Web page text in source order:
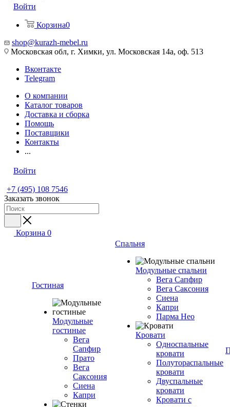
Войти
Корзина0
shop@kurazh-mebel.ru
Московская обл, г. Химки, ул. Московская 14а, оф. 513
Вконтакте
Telegram
О компании
Каталог товаров
Доставка и сборка
Помощь
Поставщики
Контакты
...
Войти
+7 (495) 108 7546
Заказать звонок
Корзина 0
Гостиная
Модульные
гостиные
Вега
Сапфир
Прато
Вега
Саксония
Сиена
Капри
Спальня
Модульные спальни
Вега Сапфир
Вега Саксония
Сиена
Капри
Парма Нео
Кровати
Односпальные
кровати
Полутораспальные
кровати
Двуспальные
кровати
Кровати с